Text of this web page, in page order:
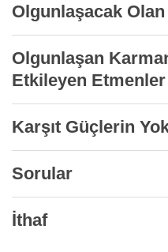
Olgunlaşacak
Olgunlaşan
Etkileyen Etmenler
Karşıt Güçlerin
Sorular
İthaf